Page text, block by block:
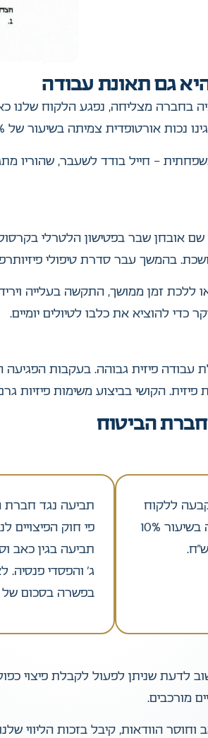
גם תאונת עבודה
שעבד כמנהל אופרציה בחברה מצליחה,
אורטופדית צמיתה בשיעור של 10%.
– חייל בודד לשעבר, שהוריו
שם אובחן שבר בפטישון הלטרלי
בהמשך עבר סדרת טיפולי
ללכת זמן ממושך, התקשה בעלייה
כדי להוציא את כלבו לטיולים יומיים.
הקושי בביצוע משימות פיזיות
הביטוח
ללקוח
נכות זמנית בשיעור 20% ולאחר מכן נכות צמיתה בשיעור 10%
תביעה נגד חברת
פי חוק הפיצויים
תביעה בגין כאב
ג’ והפסדי
בפשרה בסכום של 266,455 ש”ח נוספים.
לדעת שניתן לפעול לקבלת פיצוי
מורכבים.
הוודאות, קיבל בזכות הליווי